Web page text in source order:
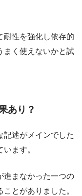
耐性を強化し依存的
まく使えないかと試
あり？
記述がメインでした
ます。
進まなかった一つの
とがありました。